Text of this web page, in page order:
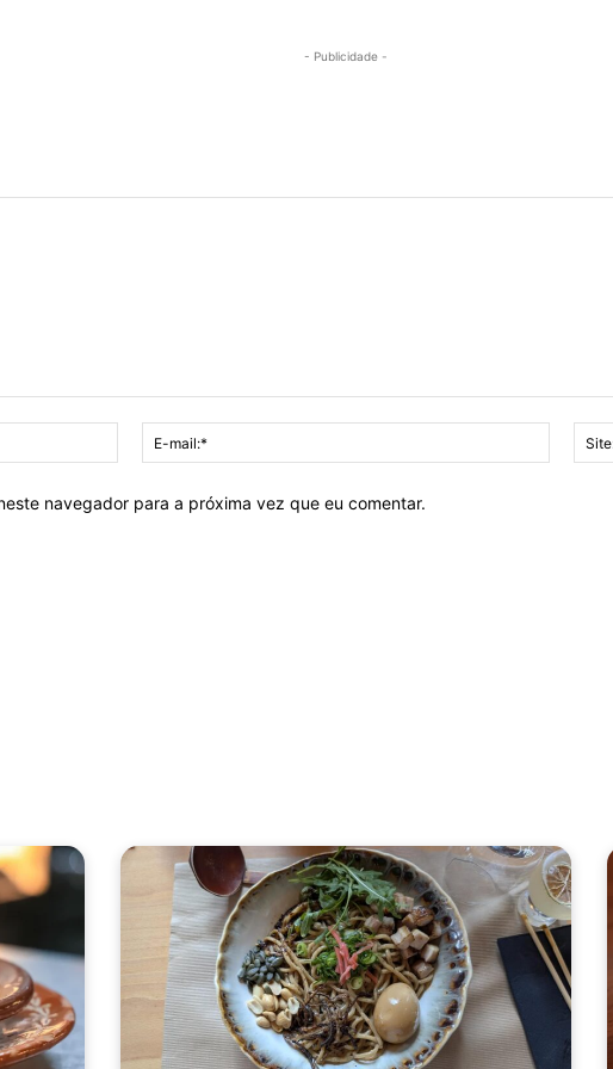
- Publicidade -
Nome:*
mail:*
navegador para a próxima vez que eu comentar.